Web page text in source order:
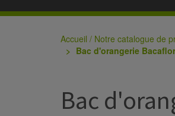
Accueil / Notre catalogue de
Bac d'orangerie Bacaflor
Bac